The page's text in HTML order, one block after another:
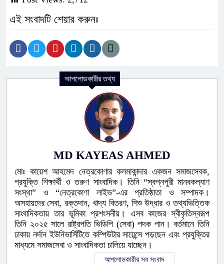
এই সংবাদটি শেয়ার করুনঃ
আপলোডকারীর তথ্য
MD KAYEAS AHMED
মোঃ কায়েশ আহমেদ নেত্রকোণার কলমাকান্দার একজন সমাজসেবক,
প্রযুক্তি শিক্ষার্থী ও তরুণ সাংবাদিক। তিনি “স্বপ্নপুরী মানবকল্যাণ
সংস্থা” ও “নেত্রকোণা লাইভ”-এর প্রতিষ্ঠাতা ও সম্পাদক।
অসহায়দের সেবা, রক্তদান, খাদ্য বিতরণ, শিশু উদ্ধার ও তথ্যভিত্তিক
সাংবাদিকতায় তার ভূমিকা প্রশংসনীয়। এসব কাজের স্বীকৃতিস্বরূপ
তিনি ২০২৫ সালে রাষ্ট্রপতি ভিডিপি (সেবা) পদক পান। বর্তমানে তিনি
ঢাকায় নর্দান ইউনিভার্সিটিতে কম্পিউটার সায়েন্সে পড়ছেন এবং প্রযুক্তির
মাধ্যমে সমাজসেবা ও সাংবাদিকতা চালিয়ে যাচ্ছেন।
আপলোডকারীর সব সংবাদ